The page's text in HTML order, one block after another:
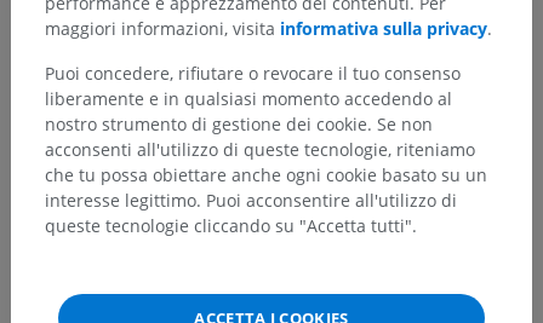
Medical School at UTHealth ; Accessed 2022 Oct 22. Available from:
https://nba.uth.tmc.edu/neuroscience/m/s2/chapter03.html
Brown, A.G. (1982). Review article the dorsal horn of the spinal cord.
Quarterly Journal of Experimental Physiology: Translation and
Integration, 67(2), pp.193-212.
https://doi.org/10.1113/expphysiol.1982.sp002630
Ganapathy, M.K., Reddy, V. and Tadi, P. Neuroanatomy, Spinal Cord
Morphology. [Updated 2021 Oct 30].In: StatPearls [Internet].Treasure
Island (FL): StatPearls Publishing; 2022 Jan-. Available from:
maggiori informazioni, visita informativa sulla privacy.
Puoi concedere, rifiutare o revocare il tuo consenso
liberamente e in qualsiasi momento accedendo al
nostro strumento di gestione dei cookie. Se non
acconsenti all'utilizzo di queste tecnologie, riteniamo
che tu possa obiettare anche ogni cookie basato su un
interesse legittimo. Puoi acconsentire all'utilizzo di
queste tecnologie cliccando su "Accetta tutti".
ACCETTA I COOKIES